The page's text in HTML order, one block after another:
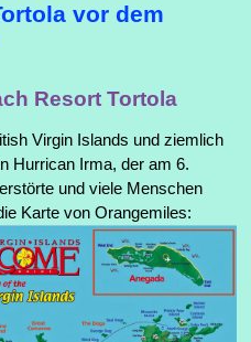
vor dem
Resort Tortola
Virgin Islands und ziemlich
Hurrican Irma, der am 6.
und viele Menschen
Karte von Orangemiles: